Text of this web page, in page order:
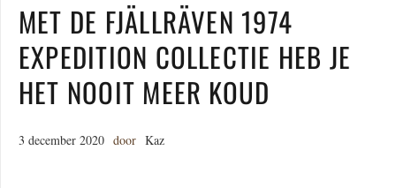
MET DE FJÄLLRÄVEN 1974
EXPEDITION COLLECTIE HEB JE
HET NOOIT MEER KOUD
3 december 2020 door Kaz